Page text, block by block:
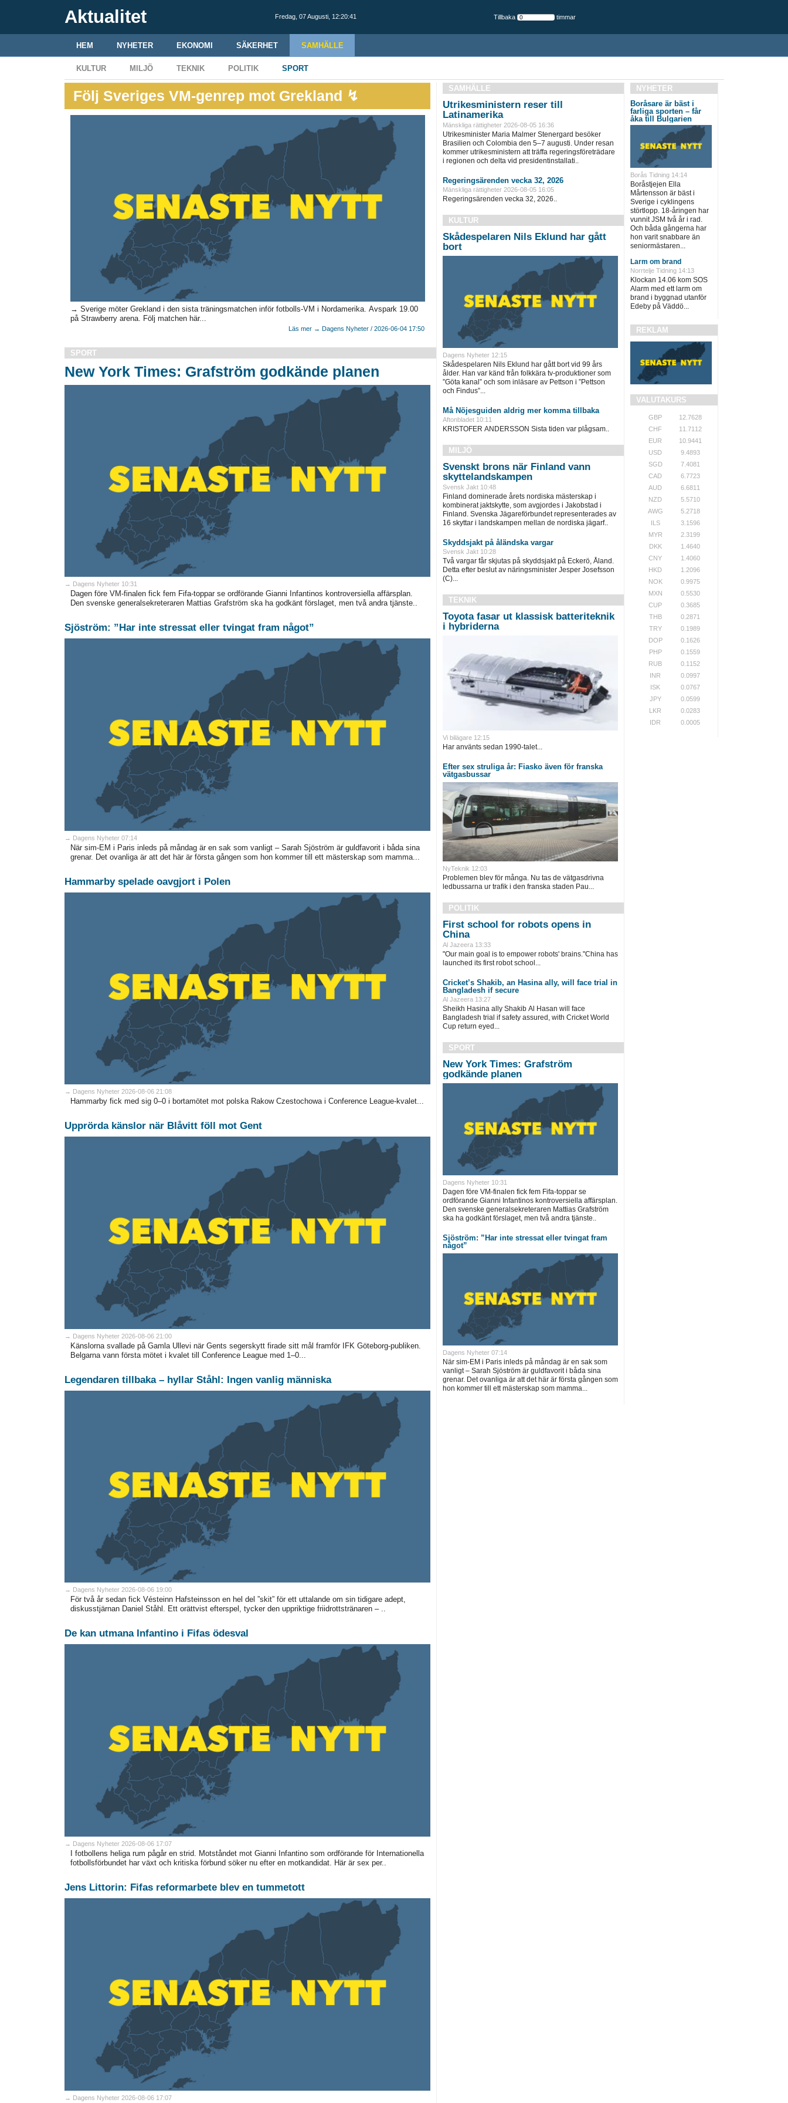
Aktualitet Fredag, 07 Augusti, 12:20:42 Tillbaka timmar
HEM NYHETER EKONOMI SÄKERHET SAMHÄLLE
KULTUR MILJÖ TEKNIK POLITIK SPORT
Följ Sveriges VM-genrep mot Grekland ↯
→ Sverige möter Grekland i den sista träningsmatchen inför fotbolls-VM i Nordamerika. Avspark 19.00
på Strawberry arena. Följ matchen här...
Läs mer → Dagens Nyheter / 2026-06-04 17:50
SPORT
New York Times: Grafström godkände planen
→ Dagens Nyheter 10:31
Dagen före VM-finalen fick fem Fifa-toppar se ordförande Gianni Infantinos kontroversiella affärsplan.
Den svenske generalsekreteraren Mattias Grafström ska ha godkänt förslaget, men två andra tjänste..
Sjöström: ”Har inte stressat eller tvingat fram något”
→ Dagens Nyheter 07:14
När sim-EM i Paris inleds på måndag är en sak som vanligt – Sarah Sjöström är guldfavorit i båda sina
grenar. Det ovanliga är att det här är första gången som hon kommer till ett mästerskap som mamma...
Hammarby spelade oavgjort i Polen
→ Dagens Nyheter 2026-08-06 21:08
Hammarby fick med sig 0–0 i bortamötet mot polska Rakow Czestochowa i Conference League-kvalet...
Upprörda känslor när Blåvitt föll mot Gent
→ Dagens Nyheter 2026-08-06 21:00
Känslorna svallade på Gamla Ullevi när Gents segerskytt firade sitt mål framför IFK Göteborg-publiken.
Belgarna vann första mötet i kvalet till Conference League med 1–0...
Legendaren tillbaka – hyllar Ståhl: Ingen vanlig människa
→ Dagens Nyheter 2026-08-06 19:00
För två år sedan fick Vésteinn Hafsteinsson en hel del ”skit” för ett uttalande om sin tidigare adept,
diskusstjärnan Daniel Ståhl. Ett orättvist efterspel, tycker den uppriktige friidrottstränaren – ..
De kan utmana Infantino i Fifas ödesval
→ Dagens Nyheter 2026-08-06 17:07
I fotbollens heliga rum pågår en strid. Motståndet mot Gianni Infantino som ordförande för Internationella
fotbollsförbundet har växt och kritiska förbund söker nu efter en motkandidat. Här är sex per..
Jens Littorin: Fifas reformarbete blev en tummetott
→ Dagens Nyheter 2026-08-06 17:07
SAMHÄLLE
Utrikesministern reser till
Latinamerika
Mänskliga rättigheter 2026-08-05 16:36
Utrikesminister Maria Malmer Stenergard besöker
Brasilien och Colombia den 5–7 augusti. Under resan
kommer utrikesministern att träffa regeringsföreträdare
i regionen och delta vid presidentinstallati..
Regeringsärenden vecka 32, 2026
Mänskliga rättigheter 2026-08-05 16:05
Regeringsärenden vecka 32, 2026..
KULTUR
Skådespelaren Nils Eklund har gått
bort
Dagens Nyheter 12:15
Skådespelaren Nils Eklund har gått bort vid 99 års
ålder. Han var känd från folkkära tv-produktioner som
”Göta kanal” och som inläsare av Pettson i ”Pettson
och Findus”...
Må Nöjesguiden aldrig mer komma tillbaka
Aftonbladet 10:11
KRISTOFER ANDERSSON Sista tiden var plågsam..
MILJÖ
Svenskt brons när Finland vann
skyttelandskampen
Svensk Jakt 10:48
Finland dominerade årets nordiska mästerskap i
kombinerat jaktskytte, som avgjordes i Jakobstad i
Finland. Svenska Jägareförbundet representerades av
16 skyttar i landskampen mellan de nordiska jägarf..
Skyddsjakt på åländska vargar
Svensk Jakt 10:28
Två vargar får skjutas på skyddsjakt på Eckerö, Åland.
Detta efter beslut av näringsminister Jesper Josefsson
(C)...
TEKNIK
Toyota fasar ut klassisk batteriteknik
i hybriderna
Vi bilägare 12:15
Har använts sedan 1990-talet...
Efter sex struliga år: Fiasko även för franska
vätgasbussar
NyTeknik 12:03
Problemen blev för många. Nu tas de vätgasdrivna
ledbussarna ur trafik i den franska staden Pau...
POLITIK
First school for robots opens in
China
Al Jazeera 13:33
"Our main goal is to empower robots' brains."China has
launched its first robot school...
Cricket’s Shakib, an Hasina ally, will face trial in
Bangladesh if secure
Al Jazeera 13:27
Sheikh ⁠Hasina ally Shakib Al Hasan will face
Bangladesh trial if safety assured, with Cricket World
Cup return eyed...
SPORT
New York Times: Grafström
godkände planen
Dagens Nyheter 10:31
Dagen före VM-finalen fick fem Fifa-toppar se
ordförande Gianni Infantinos kontroversiella affärsplan.
Den svenske generalsekreteraren Mattias Grafström
ska ha godkänt förslaget, men två andra tjänste..
Sjöström: ”Har inte stressat eller tvingat fram
något”
Dagens Nyheter 07:14
När sim-EM i Paris inleds på måndag är en sak som
vanligt – Sarah Sjöström är guldfavorit i båda sina
grenar. Det ovanliga är att det här är första gången som
hon kommer till ett mästerskap som mamma...
NYHETER
Boråsare är bäst i
farliga sporten – får
åka till Bulgarien
Borås Tidning 14:14
Boråstjejen Ella
Mårtensson är bäst i
Sverige i cyklingens
störtlopp. 18-åringen har
vunnit JSM två år i rad.
Och båda gångerna har
hon varit snabbare än
seniormästaren...
Larm om brand
Norrtelje Tidning 14:13
Klockan 14.06 kom SOS
Alarm med ett larm om
brand i byggnad utanför
Edeby på Väddö...
REKLAM
VALUTAKURS
GBP
12.7628
CHF
11.7112
EUR
10.9441
USD
9.4893
SGD
7.4081
CAD
6.7723
AUD
6.6811
NZD
5.5710
AWG
5.2718
ILS
3.1596
MYR
2.3199
DKK
1.4640
CNY
1.4060
HKD
1.2096
NOK
0.9975
MXN
0.5530
CUP
0.3685
THB
0.2871
TRY
0.1989
DOP
0.1626
PHP
0.1559
RUB
0.1152
INR
0.0997
ISK
0.0767
JPY
0.0599
LKR
0.0283
IDR
0.0005